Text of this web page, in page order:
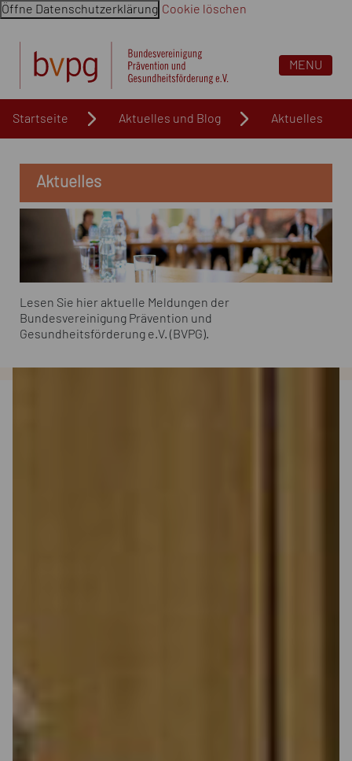
Öffne Datenschutzerklärung Cookie löschen
MENU
Startseite Aktuelles und Blog Aktuelles
Aktuelles
Lesen Sie hier aktuelle Meldungen der
Bundesvereinigung Prävention und
Gesundheitsförderung e.V. (BVPG).